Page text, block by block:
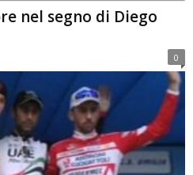
nel segno di Diego
0